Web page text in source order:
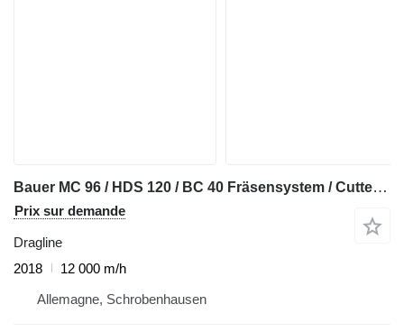
Bauer MC 96 / HDS 120 / BC 40 Fräsensystem / Cutter System - M2 Machin
Prix sur demande
Dragline
2018
12 000 m/h
Allemagne, Schrobenhausen